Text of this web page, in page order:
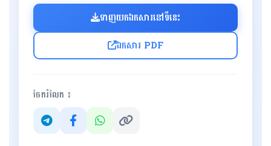
ទាញយកឯកសារនៅទីនេះ
ឯកសារ PDF
ចែករំលែក ៖